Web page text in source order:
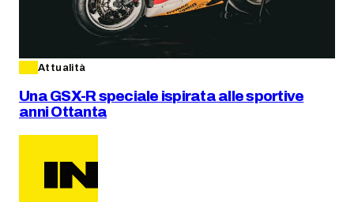
Attualità
Una GSX-R speciale ispirata alle sportive
anni Ottanta